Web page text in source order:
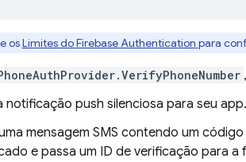
osLimites doFirebase Authentication para
notificação push silenciosa para seu app.
mensagem SMS contendo um
e passa um ID de verificação para a